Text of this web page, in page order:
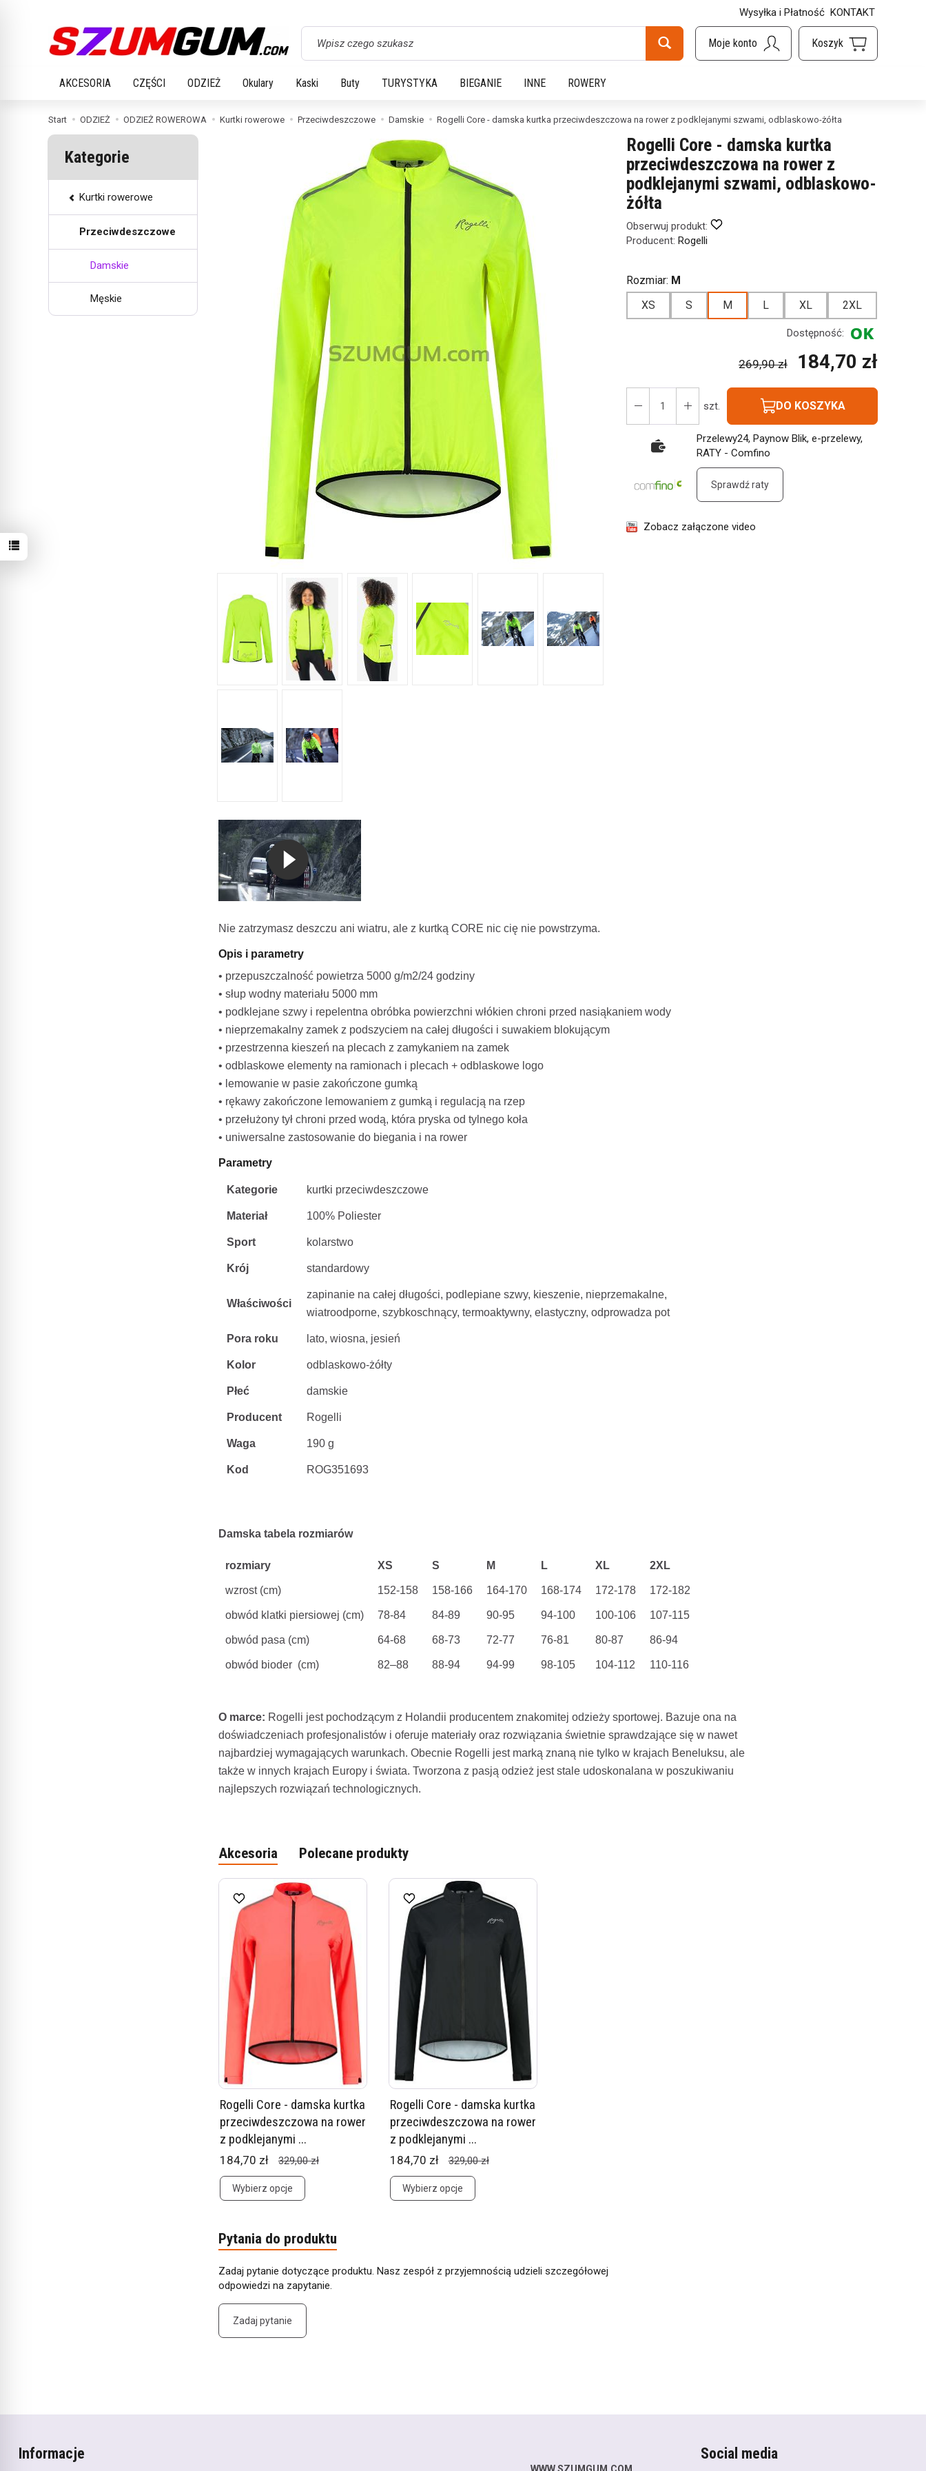
Wysyłka i Płatność KONTAKT
Wyszukaj
AKCESORIA CZĘŚCI ODZIEŻ Okulary Kaski Buty TURYSTYKA BIEGANIE INNE ROWERY
Start ODZIEŻ ODZIEŻ ROWEROWA Kurtki rowerowe Przeciwdeszczowe Damskie Rogelli Core - damska kurtka przeciwdeszczowa na rower z podklejanymi szwami, odblaskowo-żółta
Rogelli Core - damska kurtka
przeciwdeszczowa na rower z
podklejanymi szwami, odblaskowo-
żółta
Obserwuj produkt:
Producent: Rogelli
Rozmiar: M
XS
S M L XL 2XL
Dostępność:
269,90 zł 184,70 zł
szt. DO KOSZYKA
Przelewy24, Paynow Blik, e-przelewy,
RATY - Comfino
Sprawdź raty
Zobacz załączone video
Nie zatrzymasz deszczu ani wiatru, ale z kurtką CORE nic cię nie powstrzyma.
Opis i parametry
• przepuszczalność powietrza 5000 g/m2/24 godziny
• słup wodny materiału 5000 mm
• podklejane szwy i repelentna obróbka powierzchni włókien chroni przed nasiąkaniem wody
• nieprzemakalny zamek z podszyciem na całej długości i suwakiem blokującym
• przestrzenna kieszeń na plecach z zamykaniem na zamek
• odblaskowe elementy na ramionach i plecach + odblaskowe logo
• lemowanie w pasie zakończone gumką
• rękawy zakończone lemowaniem z gumką i regulacją na rzep
• przełużony tył chroni przed wodą, która pryska od tylnego koła
• uniwersalne zastosowanie do biegania i na rower
Parametry
Kategorie kurtki przeciwdeszczowe
Materiał 100% Poliester
Sport kolarstwo
Krój standardowy
Właściwości
zapinanie na całej długości, podlepiane szwy, kieszenie, nieprzemakalne,
wiatroodporne, szybkoschnący, termoaktywny, elastyczny, odprowadza pot
Pora roku lato, wiosna, jesień
Kolor odblaskowo-żółty
Płeć damskie
Producent Rogelli
Waga 190 g
Kod ROG351693
Damska tabela rozmiarów
rozmiary XS S M L XL 2XL
wzrost (cm) 152-158 158-166 164-170 168-174 172-178 172-182
obwód klatki piersiowej (cm) 78-84 84-89 90-95 94-100 100-106 107-115
obwód pasa (cm) 64-68 68-73 72-77 76-81 80-87 86-94
obwód bioder (cm) 82–88 88-94 94-99 98-105 104-112 110-116
O marce: Rogelli jest pochodzącym z Holandii producentem znakomitej odzieży sportowej. Bazuje ona na
doświadczeniach profesjonalistów i oferuje materiały oraz rozwiązania świetnie sprawdzające się w nawet
najbardziej wymagających warunkach. Obecnie Rogelli jest marką znaną nie tylko w krajach Beneluksu, ale
także w innych krajach Europy i świata. Tworzona z pasją odzież jest stale udoskonalana w poszukiwaniu
najlepszych rozwiązań technologicznych.
Akcesoria Polecane produkty
Rogelli Core - damska kurtka
przeciwdeszczowa na rower
z podklejanymi ...
184,70 zł 329,00 zł
Wybierz opcje
Rogelli Core - damska kurtka
przeciwdeszczowa na rower
z podklejanymi ...
184,70 zł 329,00 zł
Wybierz opcje
Pytania do produktu
Zadaj pytanie dotyczące produktu. Nasz zespół z przyjemnością udzieli szczegółowej
odpowiedzi na zapytanie.
Zadaj pytanie
Kategorie
Kurtki rowerowe
Przeciwdeszczowe
Damskie
Męskie
Informacje Social media